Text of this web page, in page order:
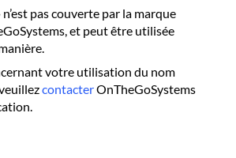
n’est pas couverte par la marque
et peut être utilisée
votre utilisation du nom
contacterOnTheGoSystems